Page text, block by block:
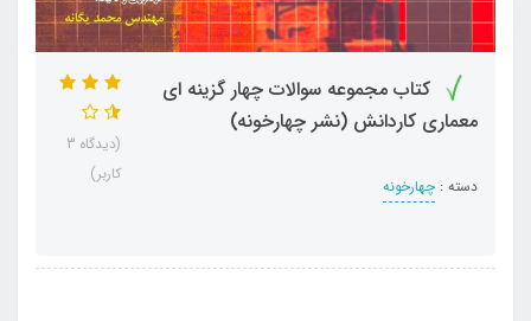
کتاب مجموعه سوالات چهار گزینه ای
معماری کاردانش (نشر چهارخونه)
دسته : چهارخونه
(دیدگاه 3
کاربر)